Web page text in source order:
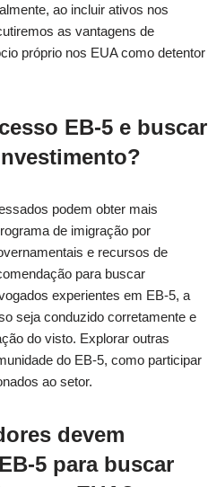
ao incluir ativos nos
as vantagens de
próprio nos EUA como detentor
EB-5 e buscar
podem obter mais
de imigração por
e recursos de
para buscar
experientes em EB-5, a
seja conduzido corretamente e
do visto. Explorar outras
do EB-5, como participar
ao setor.
devem
5 para buscar